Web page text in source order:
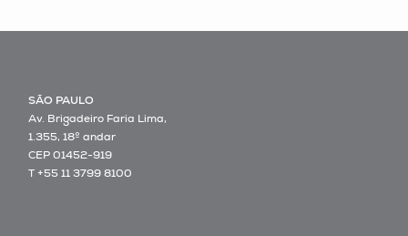
SÃO PAULO
Av. Brigadeiro Faria Lima,
1.355, 18º andar
CEP 01452-919
T +55 11 3799 8100